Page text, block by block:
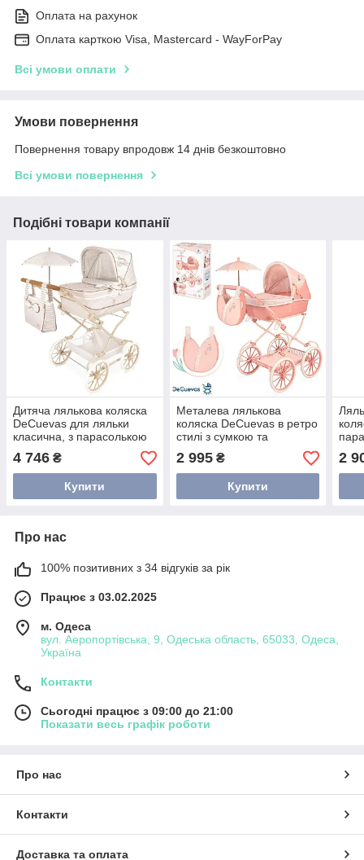
Оплата на рахунок
Оплата карткою Visa, Mastercard - WayForPay
Всі умови оплати
Умови повернення
Повернення товару впродовж 14 днів безкоштовно
Всі умови повернення
Подібні товари компанії
Дитяча лялькова коляска
DeCuevas для ляльки
класична, з парасолькою
та сумочкою
4 746 ₴
Купити
Металева лялькова
коляска DeCuevas в ретро
стилі з сумкою та
парасолькою
2 995₴
Купити
2
Про нас
100% позитивних з 34 відгуків за рік
Працює з 03.02.2025
м. Одеса
вул. Аеропортівська, 9, Одеська область, 65033, Одеса,
Україна
Контакти
Сьогодні працює з 09:00 до 21:00
Показати весь графік роботи
Про нас
Контакти
Доставка та оплата